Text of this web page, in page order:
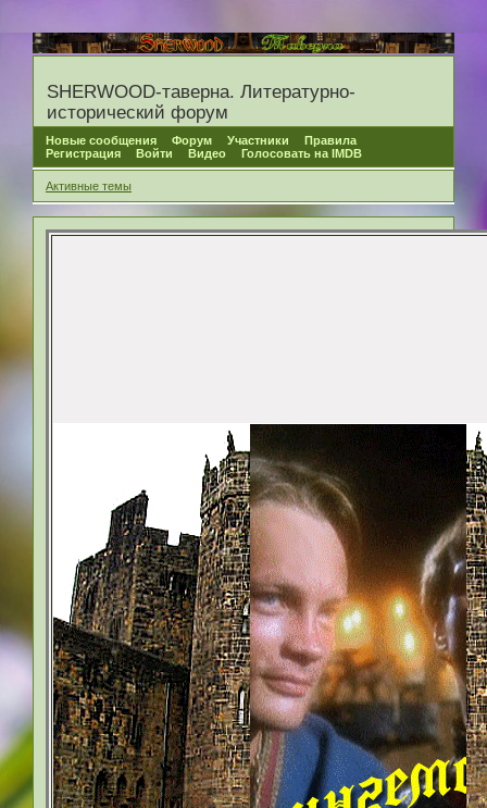
SHERWOOD-таверна. Литературно-
исторический форум
Новые сообщения Форум Участники
Правила
Регистрация
Войти Видео Голосовать на IMDB
Активные темы